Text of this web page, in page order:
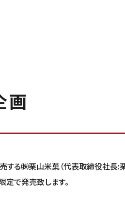
画
る㈱栗山米菓（代表取締役社長
定で発売致します。